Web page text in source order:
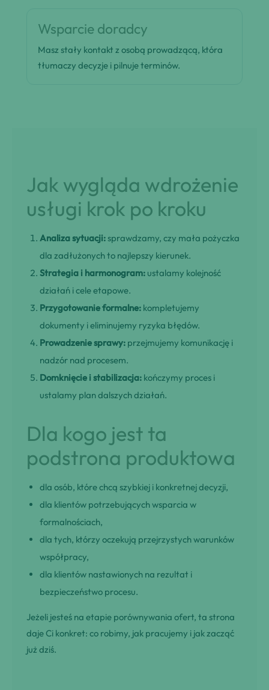
Wsparcie doradcy
Masz stały kontakt z osobą prowadzącą, która
tłumaczy decyzje i pilnuje terminów.
Jak wygląda wdrożenie
usługi krok po kroku
Analiza sytuacji: sprawdzamy, czy mała pożyczka
dla zadłużonych to najlepszy kierunek.
Strategia i harmonogram: ustalamy kolejność
działań i cele etapowe.
Przygotowanie formalne: kompletujemy
dokumenty i eliminujemy ryzyka błędów.
Prowadzenie sprawy: przejmujemy komunikację i
nadzór nad procesem.
Domknięcie i stabilizacja: kończymy proces i
ustalamy plan dalszych działań.
Dla kogo jest ta
podstrona produktowa
dla osób, które chcą szybkiej i konkretnej decyzji,
dla klientów potrzebujących wsparcia w
formalnościach,
dla tych, którzy oczekują przejrzystych warunków
współpracy,
dla klientów nastawionych na rezultat i
bezpieczeństwo procesu.
Jeżeli jesteś na etapie porównywania ofert, ta strona
daje Ci konkret: co robimy, jak pracujemy i jak zacząć
już dziś.